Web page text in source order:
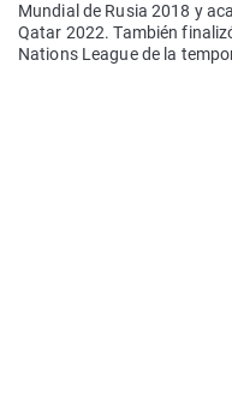
Mundial de Rusia 2018 y
Qatar 2022. También
Nations League de la